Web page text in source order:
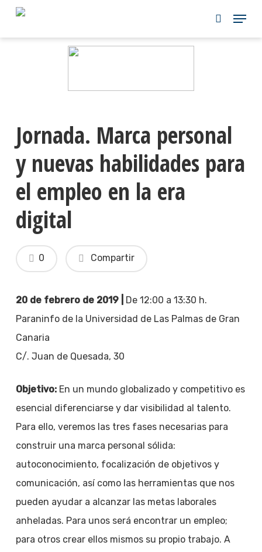
Skip
Jornada. Marca personal
y nuevas habilidades para
el empleo en la era
digital
Compartir
0
20 de febrero de 2019 |
De 12:00 a 13:30 h.
Paraninfo de la Universidad de Las Palmas de Gran
Canaria
C/. Juan de Quesada, 30
Objetivo:En un mundo globalizado y competitivo es
esencial diferenciarse y dar visibilidad al talento.
Para ello, veremos las tres fases necesarias para
construir una marca personal sólida:
autoconocimiento, focalización de objetivos y
comunicación, así como las herramientas que nos
pueden ayudar a alcanzar las metas laborales
anheladas. Para unos será encontrar un empleo;
para otros crear ellos mismos su propio trabajo. A